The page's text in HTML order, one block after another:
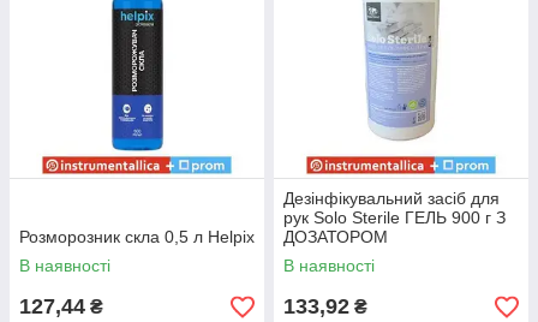
Розморозник скла 0,5 л Helpix
В наявності
127,44 ₴
Дезінфікувальний засіб для
рук Solo Sterile ГЕЛЬ 900 г З
ДОЗАТОРОМ
В наявності
133,92 ₴